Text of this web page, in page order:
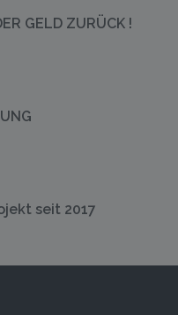
GELD ZURÜCK !
seit 2017